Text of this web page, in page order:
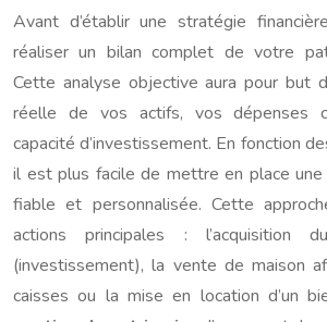
Avant d’établir une stratégie
réaliser un bilan complet de votre
Cette analyse objective aura pour but
réelle de vos actifs, vos dépenses
capacité d’investissement. En fonction
il est plus facile de mettre en place
fiable et personnalisée. Cette
actions principales : l’acquisition
(investissement), la vente de maison
caisses ou la mise en location d’un